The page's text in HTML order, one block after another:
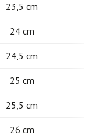
23,5 cm
24 cm
24,5 cm
25 cm
25,5 cm
26 cm